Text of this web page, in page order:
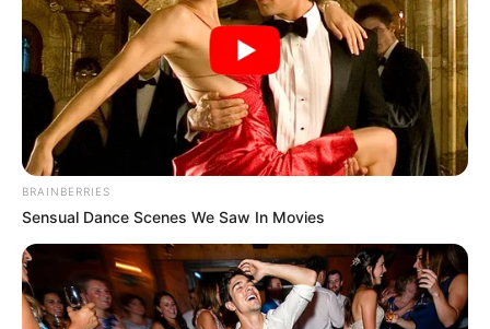
BRAINBERRIES
Sensual Dance Scenes We Saw In Movies